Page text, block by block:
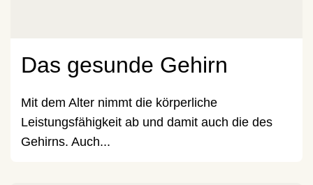
Das gesunde Gehirn
Mit dem Alter nimmt die körperliche
Leistungsfähigkeit ab und damit auch die des
Gehirns. Auch...